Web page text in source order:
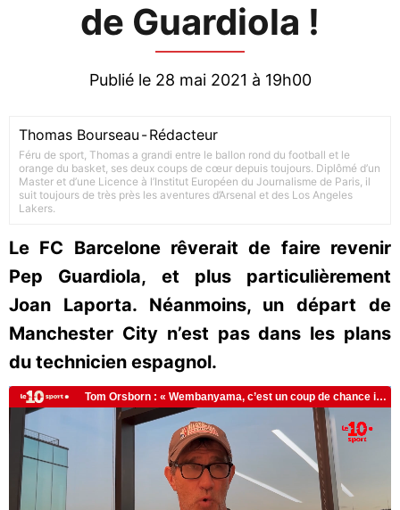
de Guardiola !
Publié le 28 mai 2021 à 19h00
Thomas Bourseau -Rédacteur
Féru de sport, Thomas a grandi entre le ballon rond du football et le
orange du basket, ses deux coups de cœur depuis toujours. Diplômé d’un
Master et d’une Licence à l’Institut Européen du Journalisme de Paris, il
suit toujours de très près les aventures d’Arsenal et des Los Angeles
Lakers.
Le FC Barcelone rêverait de faire revenir
Pep Guardiola, et plus particulièrement
Joan Laporta. Néanmoins, un départ de
Manchester City n’est pas dans les plans
du technicien espagnol.